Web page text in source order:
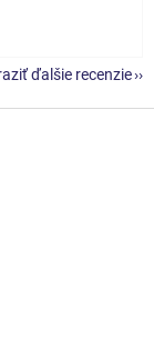
ďalšie recenzie